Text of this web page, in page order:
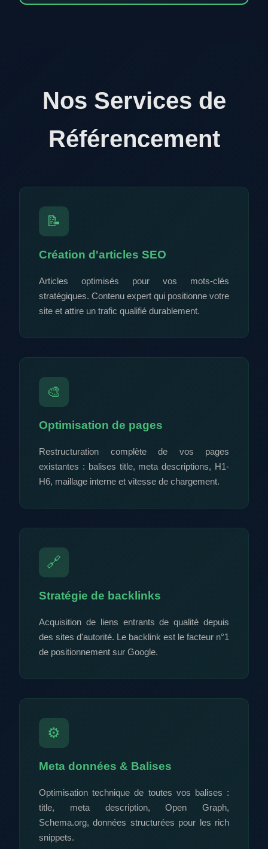
Nos Services de
Référencement
📝
Création d'articles SEO
Articles optimisés pour vos mots-clés
stratégiques. Contenu expert qui positionne votre
site et attire un trafic qualifié durablement.
🎨
Optimisation de pages
Restructuration complète de vos pages
existantes : balises title, meta descriptions, H1-
H6, maillage interne et vitesse de chargement.
🔗
Stratégie de backlinks
Acquisition de liens entrants de qualité depuis
des sites d'autorité. Le backlink est le facteur n°1
de positionnement sur Google.
⚙️
Meta données & Balises
Optimisation technique de toutes vos balises :
title, meta description, Open Graph,
Schema.org, données structurées pour les rich
snippets.